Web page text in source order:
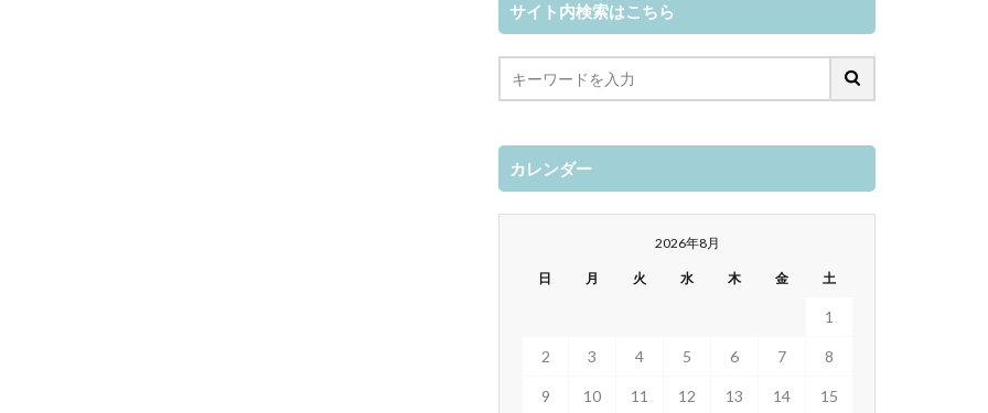
サイト内検索はこちら
カレンダー
2026年8月
日 月 火 水 木 金 土
1
2 3 4 5 6 7 8
9 10 11 12 13 14 15